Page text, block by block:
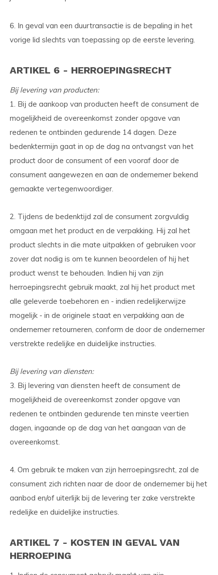
6. In geval van een duurtransactie is de bepaling in het
vorige lid slechts van toepassing op de eerste levering.
ARTIKEL 6 - HERROEPINGSRECHT
Bij levering van producten:
1. Bij de aankoop van producten heeft de consument de
mogelijkheid de overeenkomst zonder opgave van
redenen te ontbinden gedurende 14 dagen. Deze
bedenktermijn gaat in op de dag na ontvangst van het
product door de consument of een vooraf door de
consument aangewezen en aan de ondernemer bekend
gemaakte vertegenwoordiger.
2. Tijdens de bedenktijd zal de consument zorgvuldig
omgaan met het product en de verpakking. Hij zal het
product slechts in die mate uitpakken of gebruiken voor
zover dat nodig is om te kunnen beoordelen of hij het
product wenst te behouden. Indien hij van zijn
herroepingsrecht gebruik maakt, zal hij het product met
alle geleverde toebehoren en - indien redelijkerwijze
mogelijk - in de originele staat en verpakking aan de
ondernemer retourneren, conform de door de ondernemer
verstrekte redelijke en duidelijke instructies.
Bij levering van diensten:
3. Bij levering van diensten heeft de consument de
mogelijkheid de overeenkomst zonder opgave van
redenen te ontbinden gedurende ten minste veertien
dagen, ingaande op de dag van het aangaan van de
overeenkomst.
4. Om gebruik te maken van zijn herroepingsrecht, zal de
consument zich richten naar de door de ondernemer bij het
aanbod en/of uiterlijk bij de levering ter zake verstrekte
redelijke en duidelijke instructies.
ARTIKEL 7 - KOSTEN IN GEVAL VAN
HERROEPING